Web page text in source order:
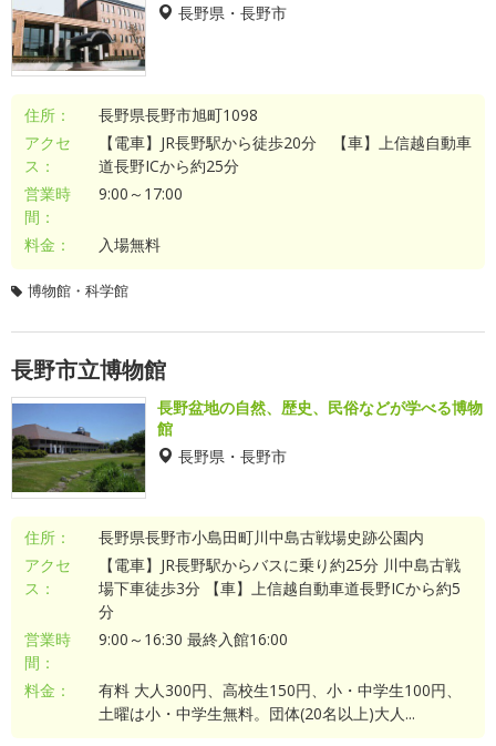
長野県・長野市
住所：
長野県長野市旭町1098
アクセ
ス：
【電車】JR長野駅から徒歩20分 【車】上信越自動車
道長野ICから約25分
営業時
間：
9:00～17:00
料金： 入場無料
博物館・科学館
長野市立博物館
長野盆地の自然、歴史、民俗などが学べる博物
館
長野県・長野市
住所：
長野県長野市小島田町川中島古戦場史跡公園内
アクセ
ス：
【電車】JR長野駅からバスに乗り約25分 川中島古戦
場下車徒歩3分 【車】上信越自動車道長野ICから約5
分
営業時
間：
9:00～16:30 最終入館16:00
料金：
有料 大人300円、高校生150円、小・中学生100円、
土曜は小・中学生無料。団体(20名以上)大人...